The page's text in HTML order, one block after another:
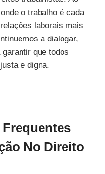
o trabalho é cada
laborais mais
a dialogar,
que todos
e digna.
No Direito